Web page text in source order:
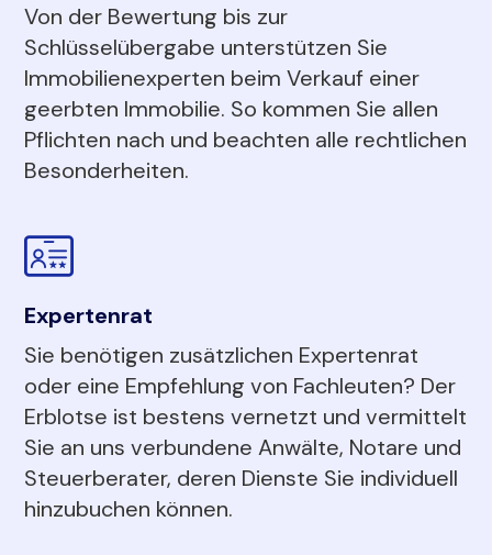
Von der Bewertung bis zur
Schlüsselübergabe unterstützen Sie
Immobilienexperten beim Verkauf einer
geerbten Immobilie. So kommen Sie allen
Pflichten nach und beachten alle rechtlichen
Besonderheiten.
Expertenrat
Sie benötigen zusätzlichen Expertenrat
oder eine Empfehlung von Fachleuten? Der
Erblotse ist bestens vernetzt und vermittelt
Sie an uns verbundene Anwälte, Notare und
Steuerberater, deren Dienste Sie individuell
hinzubuchen können.